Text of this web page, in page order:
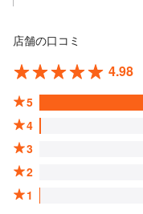
店舗の口コミ
4.98
5
4
3
2
1